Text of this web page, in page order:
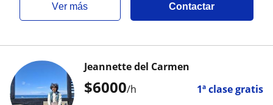
ver más Contactar
$6000/h 1ª clase gratis
Jeannette del Carmen